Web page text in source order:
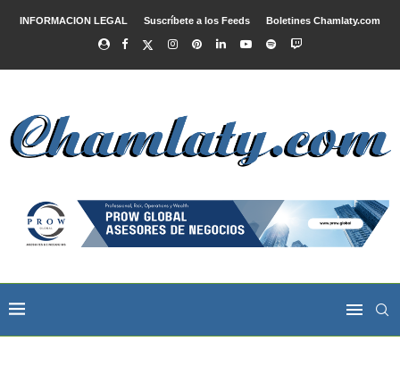
INFORMACION LEGAL Suscríbete a los Feeds Boletines Chamlaty.com